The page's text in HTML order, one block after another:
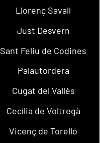
Llorenç Savall
Just Desvern
Sant Feliu de Codines
Palautordera
Cugat del Vallès
Cecília de Voltregà
Vicenç de Torelló